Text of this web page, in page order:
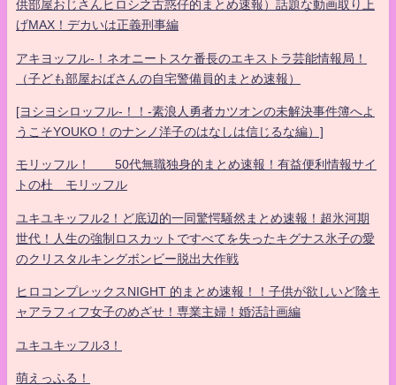
供部屋おじさんヒロシ之古惑仔的まとめ速報）話題な動画取り上
げMAX！デカいは正義刑事編
アキヨッフル-！ネオニートスケ番長のエキストラ芸能情報局！
（子ども部屋おばさんの自宅警備員的まとめ速報）
[ヨシヨシロッフル-！！-素浪人勇者カツオンの未解決事件簿へよ
うこそYOUKO！のナンノ洋子のはなしは信じるな編）]
モリッフル！ 50代無職独身的まとめ速報！有益便利情報サイ
トの杜 モリッフル
ユキユキッフル2！ど底辺的一同驚愕騒然まとめ速報！超氷河期
世代！人生の強制ロスカットですべてを失ったキグナス氷子の愛
のクリスタルキングボンビー脱出大作戦
ヒロコンプレックスNIGHT 的まとめ速報！！子供が欲しいど陰キ
ャアラフィフ女子のめざせ！専業主婦！婚活計画編
ユキユキッフル3！
萌えっふる！